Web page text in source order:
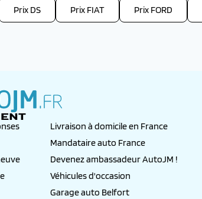
Prix DS Prix FIAT Prix FORD
Livraison à domicile en France
Mandataire auto France
Devenez ambassadeur AutoJM !
Véhicules d'occasion
Garage auto Belfort